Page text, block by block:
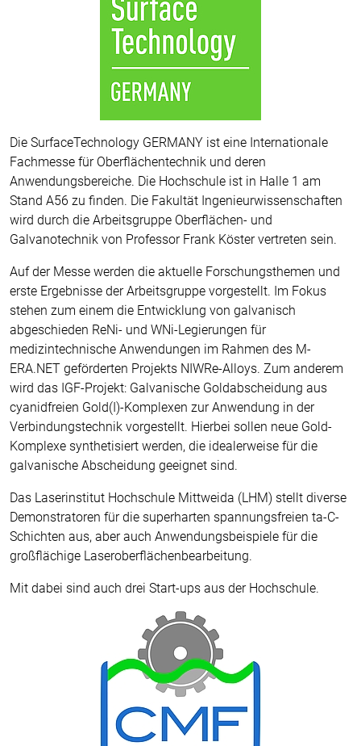
Die SurfaceTechnology GERMANY ist eine Internationale
Fachmesse für Oberflächentechnik und deren
Anwendungsbereiche. Die Hochschule ist in Halle 1 am
Stand A56 zu finden. Die Fakultät Ingenieurwissenschaften
wird durch die Arbeitsgruppe Oberflächen- und
Galvanotechnik von Professor Frank Köster vertreten sein.
Auf der Messe werden die aktuelle Forschungsthemen und
erste Ergebnisse der Arbeitsgruppe vorgestellt. Im Fokus
stehen zum einem die Entwicklung von galvanisch
abgeschieden ReNi- und WNi-Legierungen für
medizintechnische Anwendungen im Rahmen des M-
ERA.NET geförderten Projekts NIWRe-Alloys. Zum anderem
wird das IGF-Projekt: Galvanische Goldabscheidung aus
cyanidfreien Gold(I)-Komplexen zur Anwendung in der
Verbindungstechnik vorgestellt. Hierbei sollen neue Gold-
Komplexe synthetisiert werden, die idealerweise für die
galvanische Abscheidung geeignet sind.
Das Laserinstitut Hochschule Mittweida (LHM) stellt diverse
Demonstratoren für die superharten spannungsfreien ta-C-
Schichten aus, aber auch Anwendungsbeispiele für die
großflächige Laseroberflächenbearbeitung.
Mit dabei sind auch drei Start-ups aus der Hochschule.